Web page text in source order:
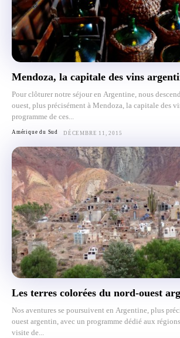
Mendoza, la capitale des vins
Pour clôturer notre séjour en Argentine, nous
ouest, plus précisément à Mendoza, la capitale des
programme de ces...
Amérique du Sud DÉCEMBRE 11, 2015
Les terres colorées du nord-ouest
Nos aventures se poursuivent en Argentine, plus
ouest argentin, avec un programme dédié aux
visite de...